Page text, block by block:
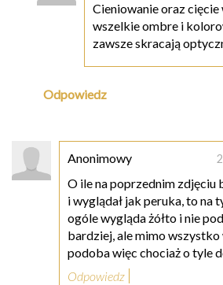
Cieniowanie oraz cięcie
wszelkie ombre i
zawsze skracają
Odpowiedz
Anonimowy
O ile na poprzednim zdjęciu
i wyglądał jak peruka, to na
ogóle wygląda żółto i nie
bardziej, ale mimo wszystko
podoba więc chociaż o tyle
Odpowiedz